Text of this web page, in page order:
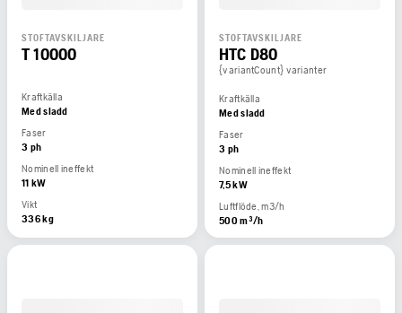
STOFTAVSKILJARE
T 10000
Kraftkälla
Med sladd
Faser
3 ph
Nominell ineffekt
11 kW
Vikt
336 kg
STOFTAVSKILJARE
HTC D80
{variantCount} varianter
Kraftkälla
Med sladd
Faser
3 ph
Nominell ineffekt
7,5 kW
Luftflöde, m3/h
500 m³/h